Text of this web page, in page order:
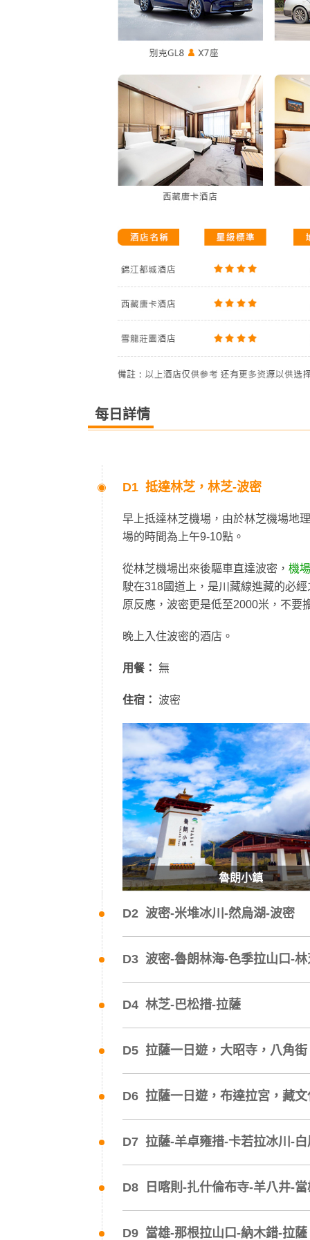
每日詳情
D1 抵達林芝，林芝-波密
早上抵達林芝機場，由於林芝機場地
場的時間為上午9-10點。
從林芝機場出來後驅車直達波密， 機
駛在318國道上，是川藏線進藏的必
原反應，波密更是低至2000米，不要
晚上入住波密的酒店。
用餐： 無
住宿： 波密
魯朗小鎮
D2 波密-米堆冰川-然烏湖-波密
D3 波密-魯朗林海-色季拉山口-林
D4 林芝-巴松措-拉薩
D5 拉薩一日遊，大昭寺，八角街
D6 拉薩一日遊，布達拉宮，藏
D7 拉薩-羊卓雍措-卡若拉冰川-
D8 日喀則-扎什倫布寺-羊八井-當
D9 當雄-那根拉山口-納木錯-拉薩